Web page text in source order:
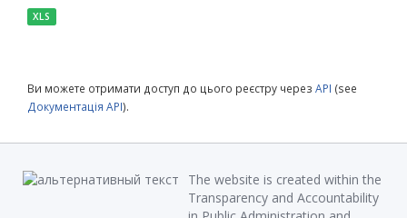
XLS
Ви можете отримати доступ до цього реєстру через API (see
Документація API).
The website is created within the
Transparency and Accountability